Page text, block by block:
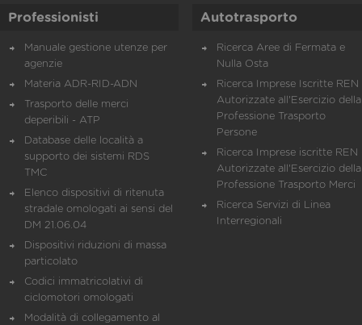
Professionisti
Manuale gestione utenze per
agenzie
Materia ADR-RID-ADN
Trasporto delle merci
deperibili - ATP
Database delle località a
supporto dei sistemi RDS
TMC
Elenco dispositivi di ritenuta
stradale omologati ai sensi del
DM 21.06.04
Dispositivi riduzioni di massa
particolato
Codici immatricolativi di
ciclomotori omologati
Modalità di collegamento al
Autotrasporto
Ricerca Aree di Fermata e
Nulla Osta
Ricerca Imprese Iscritte REN
Autorizzate all'Esercizio della
Professione Trasporto
Persone
Ricerca Imprese iscritte REN
Autorizzate all'Esercizio della
Professione Trasporto Merci
Ricerca Servizi di Linea
Interregionali